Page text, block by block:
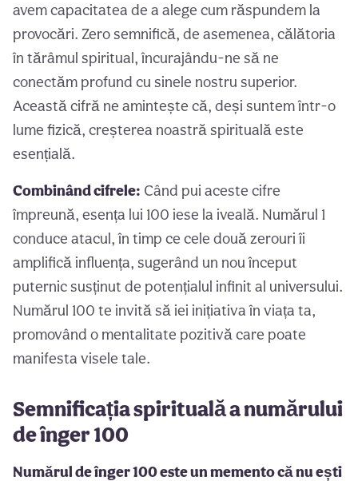
avem capacitatea de a alege cum răspundem la
provocări. Zero semnifică, de asemenea, călătoria
în tărâmul spiritual, încurajându-ne să ne
conectăm profund cu sinele nostru superior.
Această cifră ne amintește că, deși suntem într-o
lume fizică, creșterea noastră spirituală este
esențială.
Combinând cifrele: Când pui aceste cifre
împreună, esența lui 100 iese la iveală. Numărul 1
conduce atacul, în timp ce cele două zerouri îi
amplifică influența, sugerând un nou început
puternic susținut de potențialul infinit al universului.
Numărul 100 te invită să iei inițiativa în viața ta,
promovând o mentalitate pozitivă care poate
manifesta visele tale.
Semnificația spirituală a numărului
de înger 100
Numărul de înger 100 este un memento că nu ești